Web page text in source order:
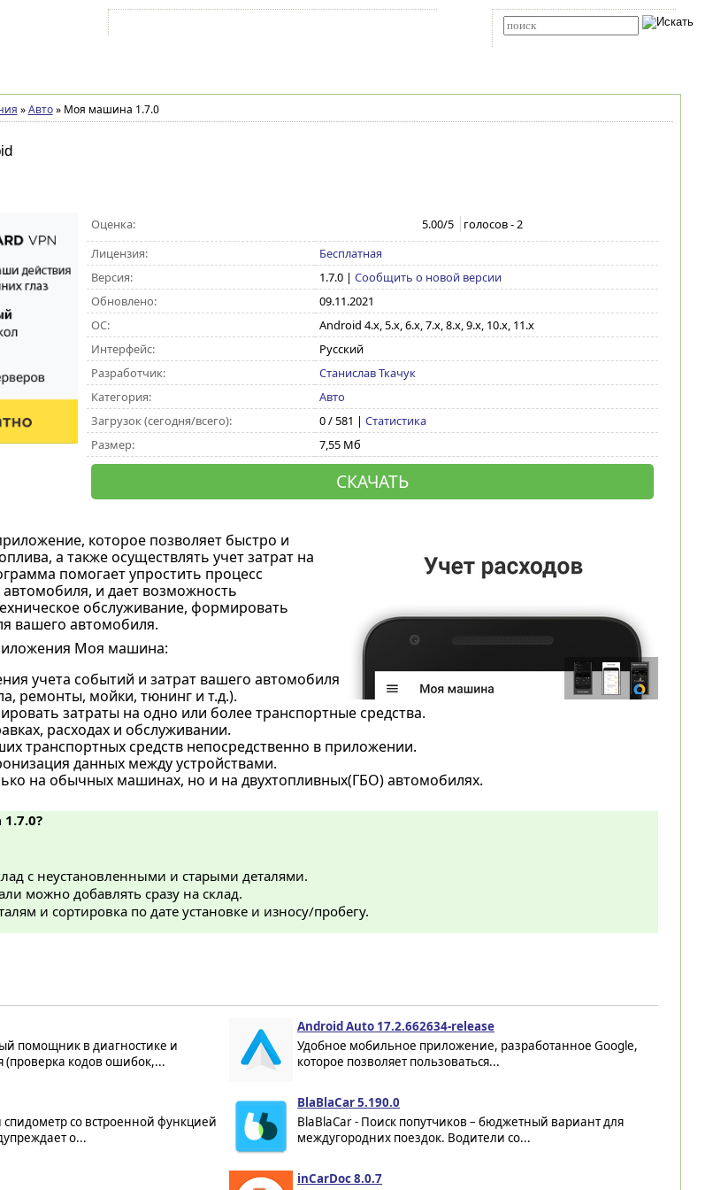
» Авто »Моя машина 1.7.0
Оценка: 5.00/5 голосов -2
Лицензия:
Бесплатная
Версия:
1.7.0| Сообщить о новой версии
Обновлено:
09.11.2021
ОС:
Android 4.x, 5.x, 6.x, 7.x, 8.x, 9.x, 10.x, 11.x
Интерфейс:
Русский
Разработчик:
Станислав Ткачук
Категория:
Авто
Загрузок (сегодня/всего):
0 / 581 | Статистика
Размер:
7,55 Мб
СКАЧАТЬ
которое позволяет быстро и
а также осуществлять учет затрат на
помогает упростить процесс
и дает возможность
обслуживание, формировать
вашего автомобиля.
Моя машина:
учета событий и затрат вашего автомобиля
ремонты, мойки, тюнинг и т.д.).
затраты на одно или более транспортные средства.
расходах и обслуживании.
транспортных средств непосредственно в приложении.
данных между устройствами.
на обычных машинах, но и на двухтопливных(ГБО) автомобилях.
с неустановленными и старыми деталями.
можно добавлять сразу на склад.
и сортировка по дате установке и износу/пробегу.
помощник в диагностике и
(проверка кодов ошибок,...
Android Auto 17.2.662634-release
Удобное мобильное приложение, разработанное Google,
которое позволяет пользоваться...
со встроенной функцией
о...
BlaBlaCar 5.190.0
BlaBlaCar - Поиск попутчиков – бюджетный вариант для
междугородних поездок. Водители со...
inCarDoc 8.0.7